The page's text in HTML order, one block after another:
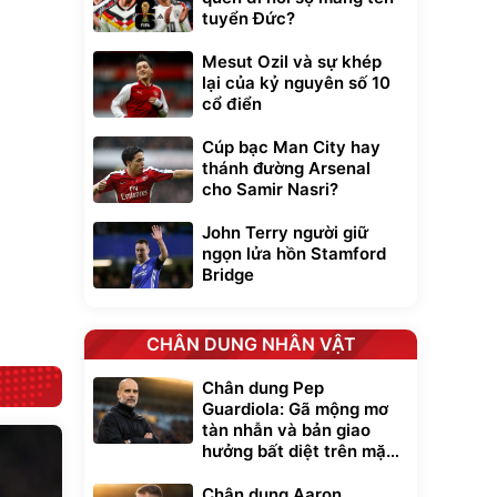
Bụi Lau
-
Vali Bamozo
Khung Nhôm
9066 Size
20/24/28 Cao Cấp
1.000.000đ
825.000
Flash Sale
lưng chống nóng
giúp thoải mái
trong di chuyển
295.000
tuyển Đức?
Mesut Ozil và sự khép
lại của kỷ nguyên số 10
cổ điển
Cúp bạc Man City hay
thánh đường Arsenal
cho Samir Nasri?
John Terry người giữ
ngọn lửa hồn Stamford
Bridge
CHÂN DUNG NHÂN VẬT
Chân dung Pep
Guardiola: Gã mộng mơ
tàn nhẫn và bản giao
hưởng bất diệt trên mặt